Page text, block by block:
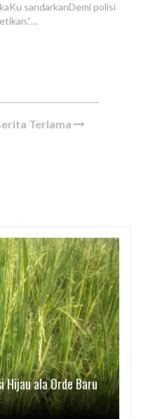
sandarkanDemi polisi
Terlama
Hijau ala Orde Baru